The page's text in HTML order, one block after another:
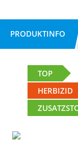
PRODUKTINFO
TOP
HERBIZID